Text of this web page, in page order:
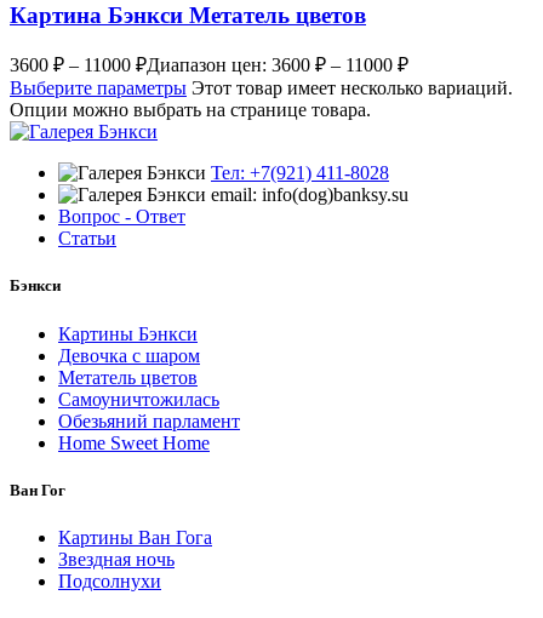
Картина Бэнкси Метатель цветов
3600 ₽ – 11000 ₽Диапазон цен: 3600 ₽ – 11000 ₽
Выберите параметры Этот товар имеет несколько вариаций.
Опции можно выбрать на странице товара.
Тел: +7(921) 411-8028
email: info(dog)banksy.su
Вопрос - Ответ
Статьи
Бэнкси
Картины Бэнкси
Девочка с шаром
Метатель цветов
Самоуничтожилась
Обезьяний парламент
Home Sweet Home
Ван Гог
Картины Ван Гога
Звездная ночь
Подсолнухи